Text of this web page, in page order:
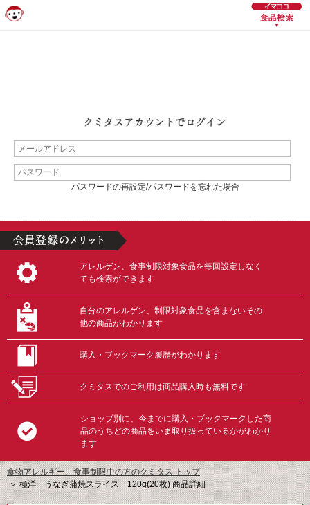
パスワードの再設定/パスワードを忘れた場合
アレルゲン、食事制限対象食品を毎回設定しなく
ても検索ができます
自分のアレルゲン、制限対象食品を含まないその
他の商品がわかります
購入・ブックマーク履歴がわかります
クミタスでのご利用は商品購入時も無料です
ショップ別に、今までに購入・ブックマークした商
品のうちどの商品をいま取り扱っているかがわかり
ます
食物アレルギー、食事制限中の方のクミタス トップ
＞極洋 うなぎ蒲焼スライス 120g(20枚) 商品詳細